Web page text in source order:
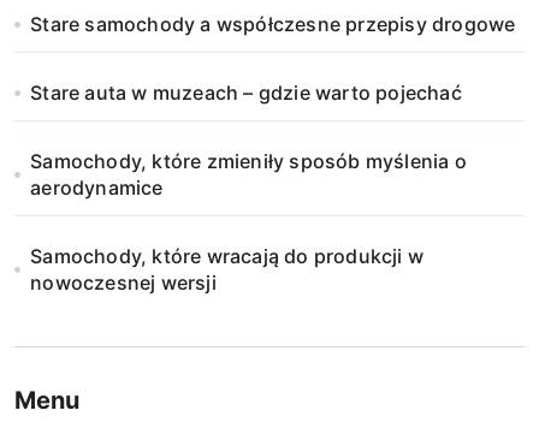
Stare samochody a współczesne przepisy drogowe
Stare auta w muzeach – gdzie warto pojechać
Samochody, które zmieniły sposób myślenia o
aerodynamice
Samochody, które wracają do produkcji w
nowoczesnej wersji
Menu